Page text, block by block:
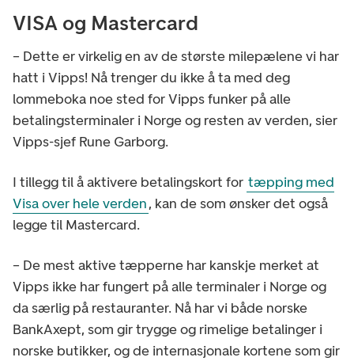
VISA og Mastercard
– Dette er virkelig en av de største milepælene vi har
hatt i Vipps! Nå trenger du ikke å ta med deg
lommeboka noe sted for Vipps funker på alle
betalingsterminaler i Norge og resten av verden, sier
Vipps-sjef Rune Garborg.
I tillegg til å aktivere betalingskort for tæpping med
Visa over hele verden, kan de som ønsker det også
legge til Mastercard.
– De mest aktive tæpperne har kanskje merket at
Vipps ikke har fungert på alle terminaler i Norge og
da særlig på restauranter. Nå har vi både norske
BankAxept, som gir trygge og rimelige betalinger i
norske butikker, og de internasjonale kortene som gir